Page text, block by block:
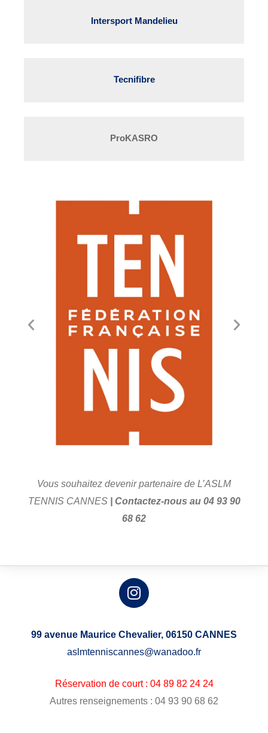
Intersport Mandelieu
Tecnifibre
ProKASRO
Vous souhaitez devenir partenaire de L’ASLM
TENNIS CANNES| Contactez-nous au 04 93 90
68 62
99 avenue Maurice Chevalier, 06150 CANNES
aslmtenniscannes@wanadoo.fr
Réservation de court : 04 89 82 24 24
Autres renseignements : 04 93 90 68 62